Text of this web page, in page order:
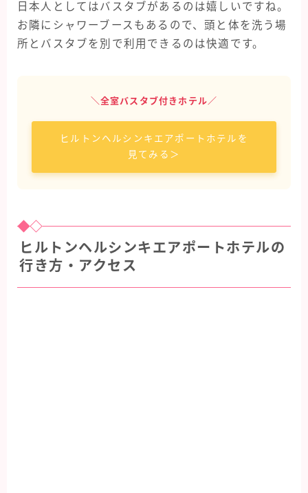
日本人としてはバスタブがあるのは嬉しいですね。
お隣にシャワーブースもあるので、頭と体を洗う場
所とバスタブを別で利用できるのは快適です。
＼全室バスタブ付きホテル／
ヒルトンヘルシンキエアポートホテルを
見てみる＞
ヒルトンヘルシンキエアポートホテルの
行き方・アクセス